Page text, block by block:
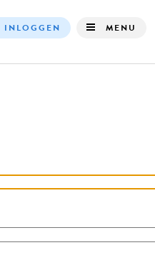
INLOGGEN MENU